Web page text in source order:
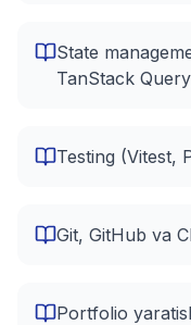
State
TanStack
Testing (Vitest,
Git, GitHub va
Portfolio